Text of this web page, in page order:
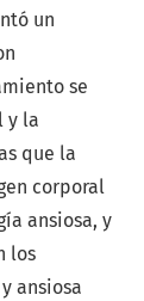
un
se
y la
que la
corporal
ansiosa, y
los
ansiosa